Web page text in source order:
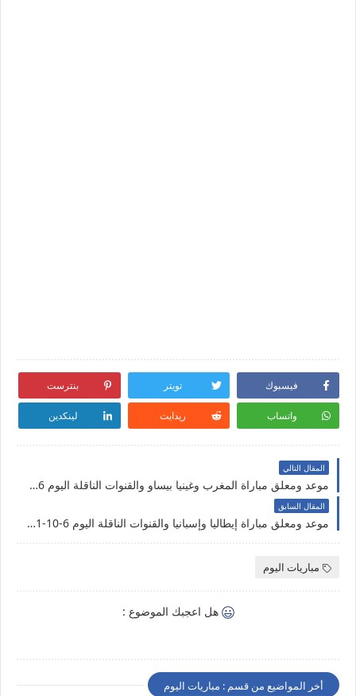
فيسبوك تويتر بنترست
واتساب ريدايت لينكدين
المقال التالي
موعد ومعلق مباراة ​المغرب وغينيا بيساو والقنوات الناقلة اليوم 06-10-2021 تصفيات أفريقيا لكأس العالم
المقال السابق
موعد ومعلق مباراة إيطاليا وإسبانيا والقنوات الناقلة اليوم 6-10-2021 بدوري الأمم الأوروبية
مباريات اليوم
هل اعجبك الموضوع :
أخر المواضيع من قسم : مباريات اليوم